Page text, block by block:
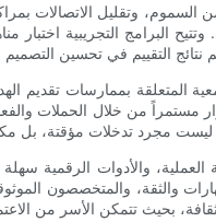
من السموم، وتقليل
البرامج التجريبية اختبار
المتعلقة بممارسات تقديم
مستمراً من خلال الحملات
والأدوات الرقمية
والثقة، والمتخصصون